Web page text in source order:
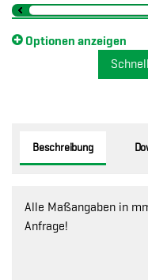
Optionen anzeigen
Beschreibung
Alle Maßangaben in
Anfrage!